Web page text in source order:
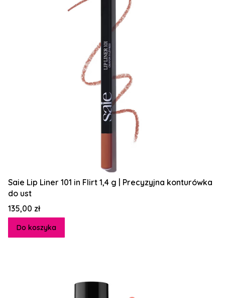
Saie Lip Liner 101 in Flirt 1,4 g | Precyzyjna konturówka
do ust
Cena
135,00 zł
Do koszyka